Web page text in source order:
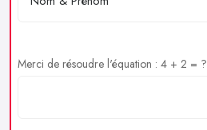
Merci de résoudre l'équation : 4 + 2 = ?